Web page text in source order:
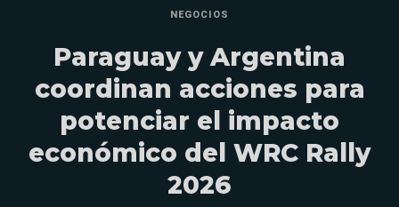
NEGOCIOS
Paraguay y Argentina
coordinan acciones para
potenciar el impacto
económico del WRC Rally
2026